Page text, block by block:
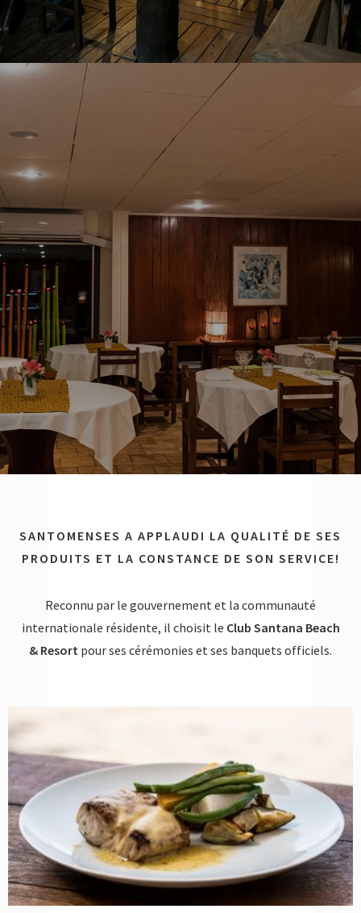
SANTOMENSES A APPLAUDI LA QUALITÉ DE SES
PRODUITS ET LA CONSTANCE DE SON SERVICE!
Reconnu par le gouvernement et la communauté
internationale résidente, il choisit le Club Santana Beach
& Resort pour ses cérémonies et ses banquets officiels.